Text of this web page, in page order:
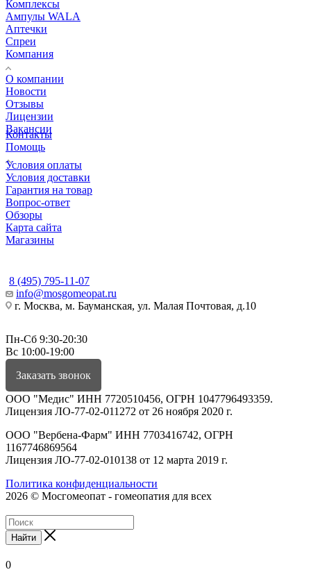
Комплексы
Ампулы WALA
Аптечки
Спреи
Компания
О компании
Новости
Отзывы
Лицензии
Вакансии
Контакты
Помощь
Условия оплаты
Условия доставки
Гарантия на товар
Вопрос-ответ
Обзоры
Карта сайта
Магазины
8 (495) 795-11-07
info@mosgomeopat.ru
г. Москва, м. Бауманская, ул. Малая Почтовая, д.10
Пн-Сб 9:30-20:30
Вс 10:00-19:00
Заказать звонок
ООО "Медис" ИНН 7720510456, ОГРН 1047796493359.
Лицензия ЛО-77-02-011272 от 26 ноября 2020 г.
ООО "Вербена-Фарм" ИНН 7703416742, ОГРН
1167746869564
Лицензия ЛО-77-02-010138 от 12 марта 2019 г.
Политика конфиденциальности
2026 © Мосгомеопат - гомеопатия для всех
Найти
0